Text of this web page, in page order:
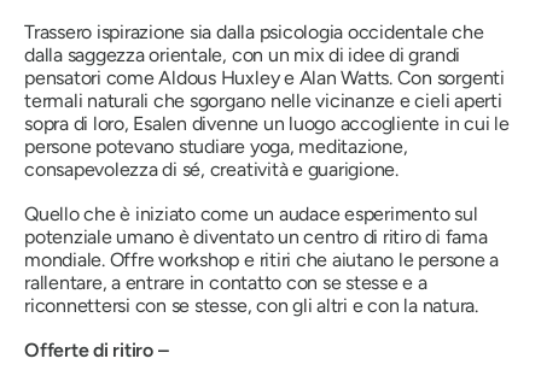
Trassero ispirazione sia dalla psicologia occidentale che
dalla saggezza orientale, con un mix di idee di grandi
pensatori come Aldous Huxley e Alan Watts. Con sorgenti
termali naturali che sgorgano nelle vicinanze e cieli aperti
sopra di loro, Esalen divenne un luogo accogliente in cui le
persone potevano studiare yoga, meditazione,
consapevolezza di sé, creatività e guarigione.
Quello che è iniziato come un audace esperimento sul
potenziale umano è diventato un centro di ritiro di fama
mondiale. Offre workshop e ritiri che aiutano le persone a
rallentare, a entrare in contatto con se stesse e a
riconnettersi con se stesse, con gli altri e con la natura.
Offerte di ritiro –